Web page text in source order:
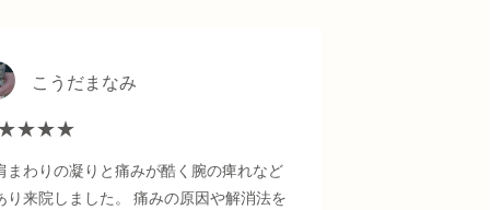
こうだまなみ
まわりの凝りと痛みが酷く腕の痺れなど
り来院しました。 痛みの原因や解消法を